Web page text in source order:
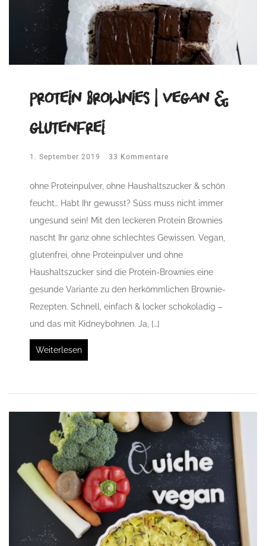
Protein Brownies | vegan &
glutenfrei
1. September 2019 33 Kommentare
ohne Proteinpulver, ohne Haushaltszucker & schön
feucht… Habt Ihr gewusst? Süss muss nicht immer
ungesund sein! Mit den leckeren Protein Brownies
nascht Ihr ganz ohne schlechtes Gewissen. Vegan,
glutenfrei, ohne Proteinpulver und ohne
Haushaltszucker sind die Protein-Brownies eine
gesunde Variante zu den herkömmlichen Brownie-
Rezepten. Schnell, einfach & locker schokoladig –
und das mit Kidneybohnen. Ja, […]
Weiterlesen